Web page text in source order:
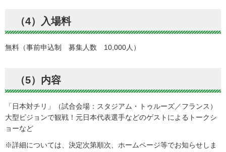
（4）入場料
無料（事前申込制 募集人数 10,000人）
（5）内容
「日本対チリ」（試合会場：スタジアム・トゥルーズ／フランス）
大型ビジョンで観戦！元日本代表選手などのゲストによるトークシ
ョーなど
※詳細については、決定次第順次、ホームページ等でお知らせしま